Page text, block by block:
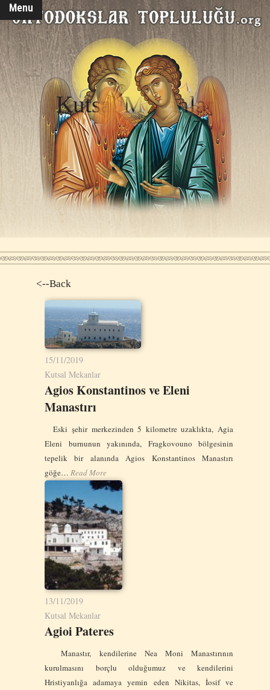
Menu
Kutsal Mekanlar
<--Back
15/11/2019
Kutsal Mekanlar
Agios Konstantinos ve Eleni
Manastırı
Eski şehir merkezinden 5 kilometre uzaklıkta, Agia
Eleni burnunun yakınında, Fragkovouno bölgesinin
tepelik bir alanında Agios Konstantinos Manastırı
göğe… Read More
13/11/2019
Kutsal Mekanlar
Agioi Pateres
Manastır, kendilerine Nea Moni Manastırının
kurulmasını borçlu olduğumuz ve kendilerini
Hristiyanlığa adamaya yemin eden Nikitas, İosif ve